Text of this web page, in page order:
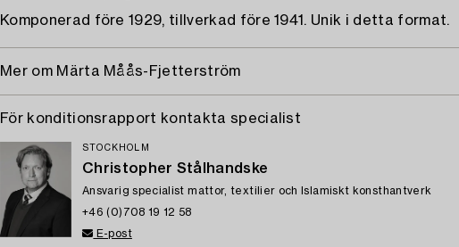
Komponerad före 1929, tillverkad före 1941. Unik i detta format.
Mer om Märta Måås-Fjetterström
För konditionsrapport kontakta specialist
STOCKHOLM
Christopher Stålhandske
Ansvarig specialist mattor, textilier och Islamiskt konsthantverk
+46 (0)708 19 12 58
E-post